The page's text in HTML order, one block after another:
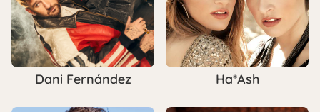
Dani Fernández Ha*Ash